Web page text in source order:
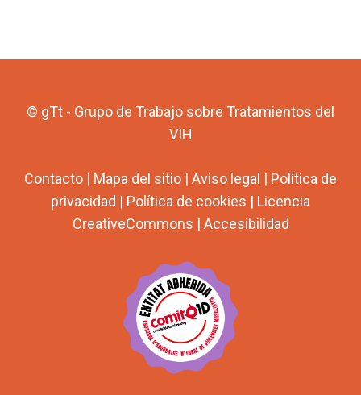
© gTt - Grupo de Trabajo sobre Tratamientos del
VIH
Contacto | Mapa del sitio | Aviso legal | Política de
privacidad | Política de cookies | Licencia
CreativeCommons | Accesibilidad